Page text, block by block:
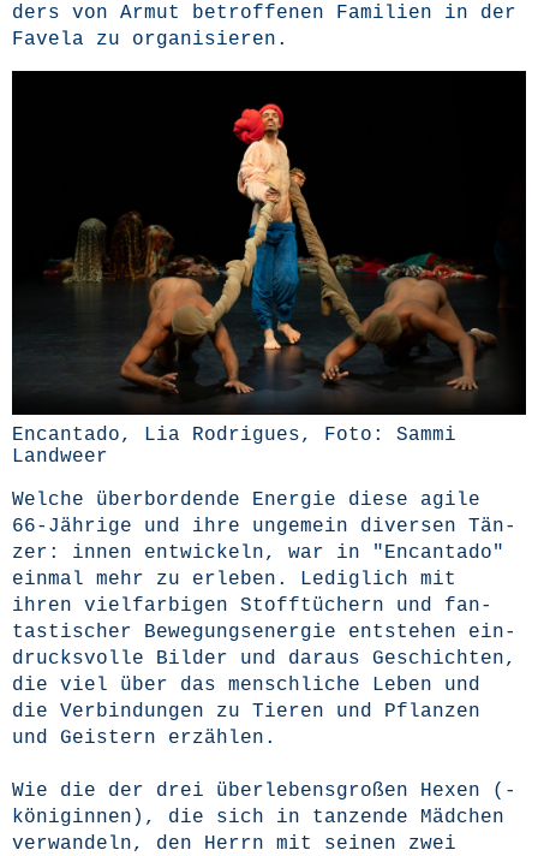
ders von Armut betrof­fe­nen Fami­li­en in der
Fave­la zu organisieren.
Encan­ta­do, Lia Rodri­gues, Foto: Sam­mi
Landweer
Wel­che über­bor­den­de Ener­gie die­se agi­le
66-Jäh­ri­ge und ihre unge­mein diver­sen Tän­
zer: innen ent­wi­ckeln, war in "Encan­ta­do"
ein­mal mehr zu erle­ben. Ledig­lich mit
ihren viel­far­bi­gen Stoff­tü­chern und fan­
tas­ti­scher Bewe­gungs­en­er­gie ent­ste­hen ein­
drucks­vol­le Bil­der und dar­aus Geschich­ten,
die viel über das mensch­li­che Leben und
die Ver­bin­dun­gen zu Tie­ren und Pflan­zen
und Geis­tern erzäh­len.
Wie die der drei über­le­bens­gro­ßen Hexen (-
köni­gin­nen), die sich in tan­zen­de Mäd­chen
ver­wan­deln, den Herrn mit sei­nen zwei